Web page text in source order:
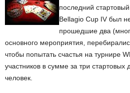
последний
Bellagio Cup IV был
прошедшие два
основного мероприятия,
чтобы попытать счастья на турнире
участников в сумме за три стартовых
человек.